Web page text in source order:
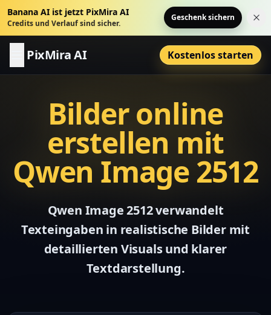
Banana AI ist jetzt PixMira AI
Credits und Verlauf sind sicher.
Geschenk sichern
PixMira AI Kostenlos starten
Bilder online
erstellen mit
Qwen Image 2512
Qwen Image 2512 verwandelt
Texteingaben in realistische Bilder mit
detaillierten Visuals und klarer
Textdarstellung.